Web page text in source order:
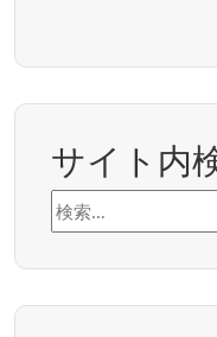
サイト内
検
索: